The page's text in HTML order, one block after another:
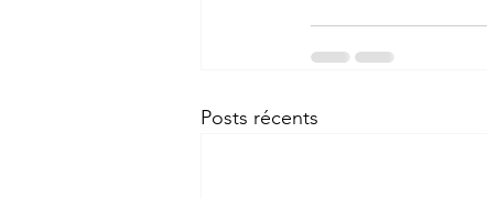
Posts récents